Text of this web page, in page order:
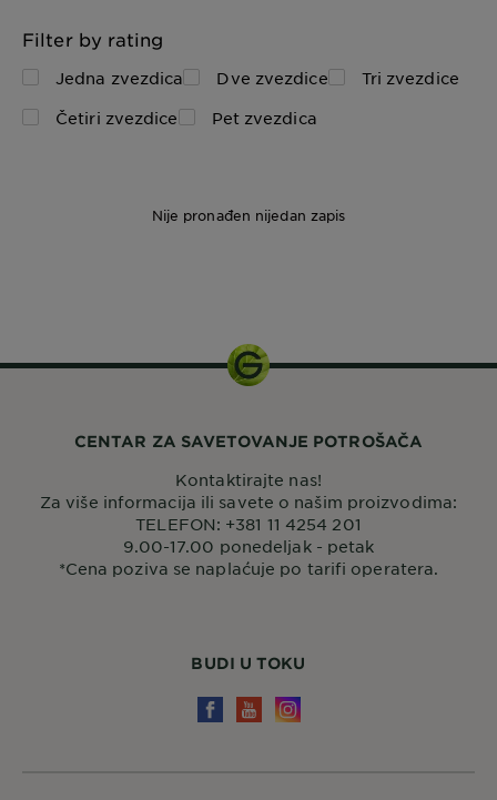
Filter by rating
Jedna zvezdica Dve zvezdice
Tri zvezdice
Četiri zvezdice
Pet zvezdica
Nije pronađen nijedan zapis
BUDI U TOKU
CENTAR ZA SAVETOVANJE POTROŠAČA
Kontaktirajte nas!
Za više informacija ili savete o našim proizvodima:
TELEFON: +381 11 4254 201
9.00-17.00 ponedeljak - petak
*Cena poziva se naplaćuje po tarifi operatera.